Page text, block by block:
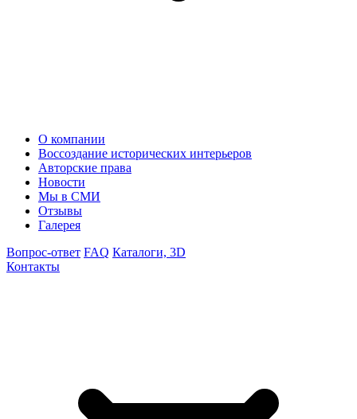
О компании
Воссоздание исторических интерьеров
Авторские права
Новости
Мы в СМИ
Отзывы
Галерея
Вопрос-ответ FAQ Каталоги, 3D
Контакты